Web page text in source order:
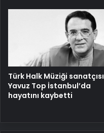
Türk Halk Müziği sanatçısı
Yavuz Top İstanbul’da
hayatını kaybetti